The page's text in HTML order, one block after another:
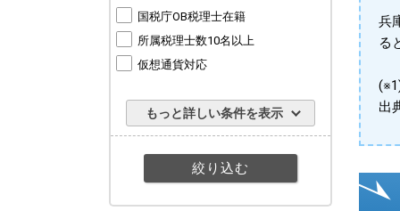
国税庁OB税理士在籍
所属税理士数10名以上
仮想通貨対応
もっと詳しい条件を表示
兵
る
出